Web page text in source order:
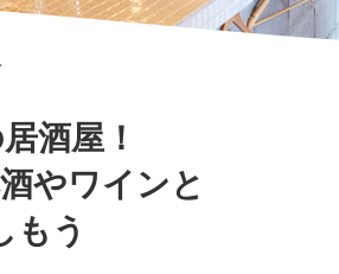
酒屋！
やワインと
もう